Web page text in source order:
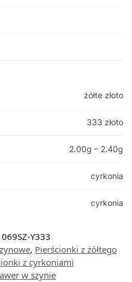
żółte złoto
333 złoto
2.00g – 2.40g
cyrkonia
cyrkonia
Y333
, Pierścionki z żółtego
z cyrkoniami
w szynie